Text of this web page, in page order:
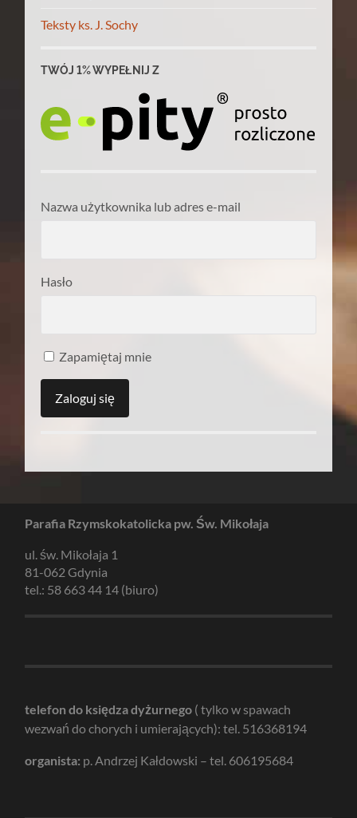
Teksty ks. J. Sochy
TWÓJ 1% WYPEŁNIJ Z
Nazwa użytkownika lub adres e-mail
Hasło
Zapamiętaj mnie
Parafia Rzymskokatolicka pw. Św. Mikołaja
ul. św. Mikołaja 1
81-062 Gdynia
tel.: 58 663 44 14 (biuro)
telefon do księdza dyżurnego ( tylko w spawach
wezwań do chorych i umierających): tel. 516368194
organista: p. Andrzej Kałdowski – tel. 606195684